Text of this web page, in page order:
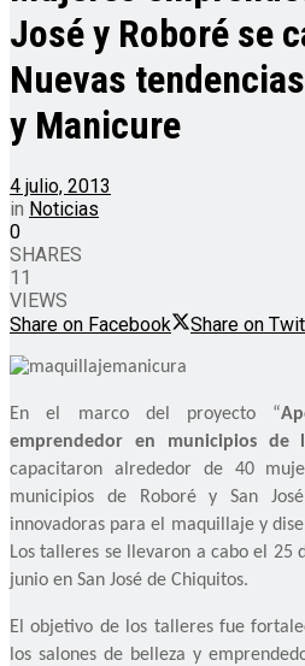
José y Roboré se
Nuevas
y Manicure
4 julio, 2013
in Noticias
0
SHARES
11
VIEWS
Share on Facebook
Share on
En el marco del proyecto “
emprendedor en municipios de
capacitaron alrededor de 40
municipios de Roboré y San
innovadoras para el maquillaje y
Los talleres se llevaron a cabo el 25
junio en San José de Chiquitos.
El objetivo de los talleres fue
los salones de belleza y